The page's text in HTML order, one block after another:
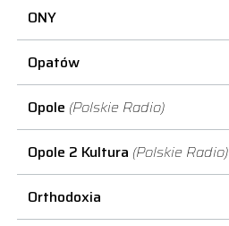
ONY
Opatów
Opole (Polskie Radio)
Opole 2 Kultura (Polskie Radio)
Orthodoxia